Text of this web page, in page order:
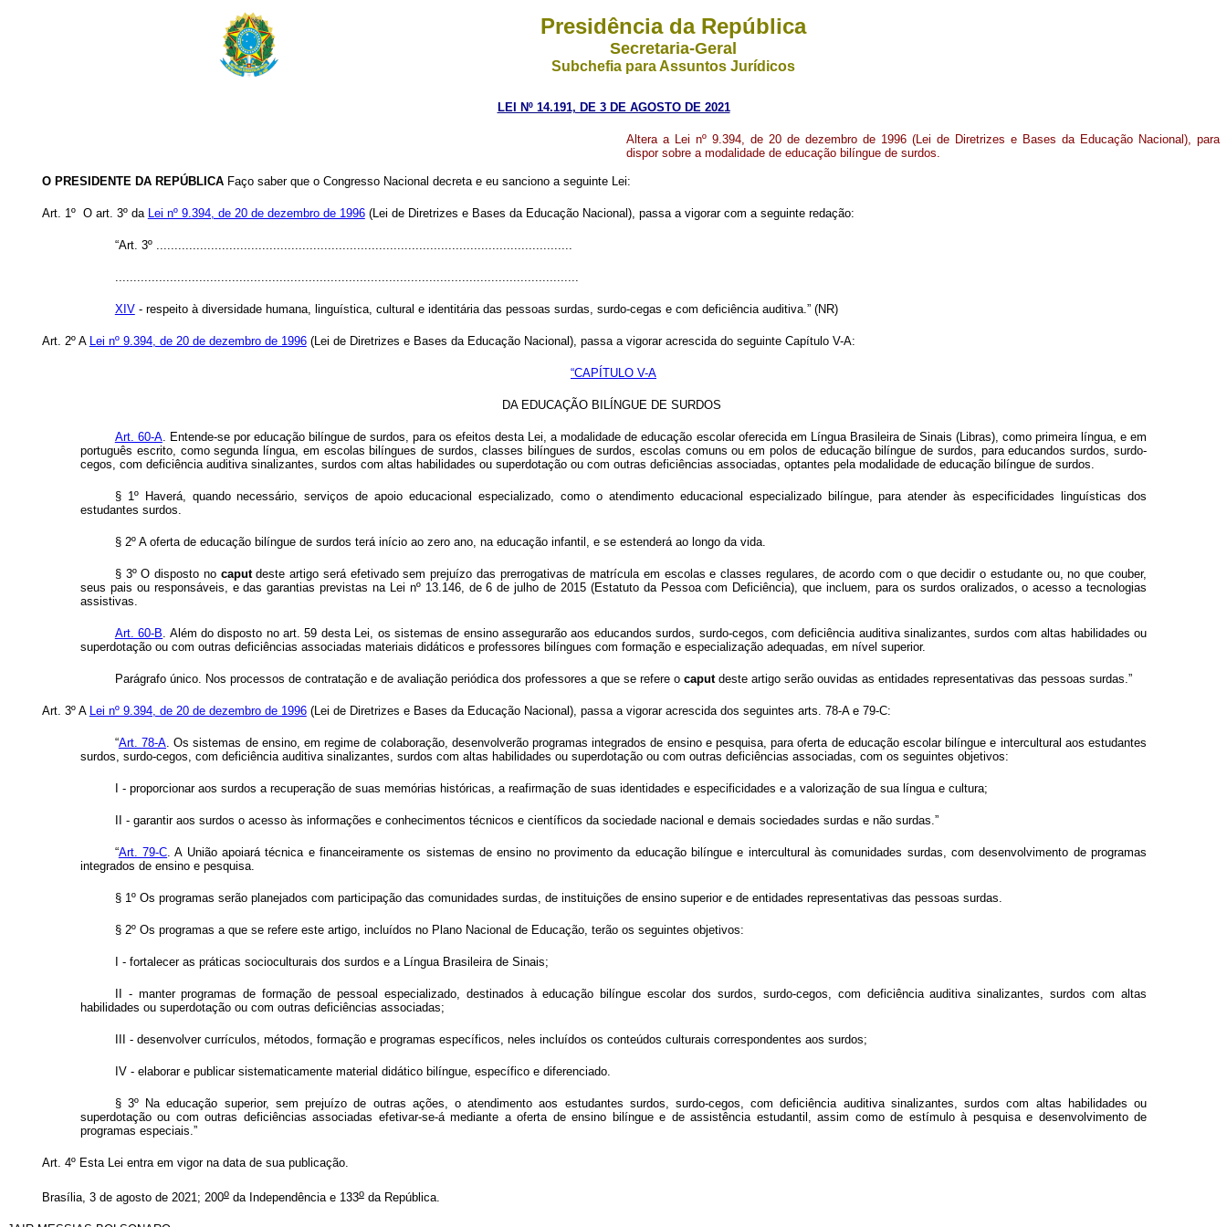
Presidência da República
Secretaria-Geral
Subchefia para Assuntos Jurídicos
LEI Nº 14.191, DE 3 DE AGOSTO DE 2021
Altera a Lei nº 9.394, de 20 de dezembro de 1996 (Lei de Diretrizes e Bases da Educação Nacional), para
dispor sobre a modalidade de educação bilíngue de surdos.
O PRESIDENTE DA REPÚBLICAFaço saber que o Congresso Nacional decreta e eu sanciono a seguinte Lei:
Art. 1º O art. 3º da Lei nº 9.394, de 20 de dezembro de 1996(Lei de Diretrizes e Bases da Educação Nacional), passa a vigorar com a seguinte redação:
“Art. 3º ..................................................................................................................
...............................................................................................................................
XIV- respeito à diversidade humana, linguística, cultural e identitária das pessoas surdas, surdo-cegas e com deficiência auditiva.” (NR)
Art. 2º A Lei nº 9.394, de 20 de dezembro de 1996(Lei de Diretrizes e Bases da Educação Nacional), passa a vigorar acrescida do seguinte Capítulo V-A:
“CAPÍTULO V-A
DA EDUCAÇÃO BILÍNGUE DE SURDOS
Art. 60-A. Entende-se por educação bilíngue de surdos, para os efeitos desta Lei, a modalidade de educação escolar oferecida em Língua Brasileira de Sinais (Libras), como primeira língua, e em
português escrito, como segunda língua, em escolas bilíngues de surdos, classes bilíngues de surdos, escolas comuns ou em polos de educação bilíngue de surdos, para educandos surdos, surdo-
cegos, com deficiência auditiva sinalizantes, surdos com altas habilidades ou superdotação ou com outras deficiências associadas, optantes pela modalidade de educação bilíngue de surdos.
§ 1º Haverá, quando necessário, serviços de apoio educacional especializado, como o atendimento educacional especializado bilíngue, para atender às especificidades linguísticas dos
estudantes surdos.
§ 2º A oferta de educação bilíngue de surdos terá início ao zero ano, na educação infantil, e se estenderá ao longo da vida.
§ 3º O disposto no caputdeste artigo será efetivado sem prejuízo das prerrogativas de matrícula em escolas e classes regulares, de acordo com o que decidir o estudante ou, no que couber,
seus pais ou responsáveis, e das garantias previstas na Lei nº 13.146, de 6 de julho de 2015 (Estatuto da Pessoa com Deficiência), que incluem, para os surdos oralizados, o acesso a tecnologias
assistivas.
Art. 60-B. Além do disposto no art. 59 desta Lei, os sistemas de ensino assegurarão aos educandos surdos, surdo-cegos, com deficiência auditiva sinalizantes, surdos com altas habilidades ou
superdotação ou com outras deficiências associadas materiais didáticos e professores bilíngues com formação e especialização adequadas, em nível superior.
Parágrafo único. Nos processos de contratação e de avaliação periódica dos professores a que se refere o caputdeste artigo serão ouvidas as entidades representativas das pessoas surdas.”
Art. 3º A Lei nº 9.394, de 20 de dezembro de 1996(Lei de Diretrizes e Bases da Educação Nacional), passa a vigorar acrescida dos seguintes arts. 78-A e 79-C:
“Art. 78-A. Os sistemas de ensino, em regime de colaboração, desenvolverão programas integrados de ensino e pesquisa, para oferta de educação escolar bilíngue e intercultural aos estudantes
surdos, surdo-cegos, com deficiência auditiva sinalizantes, surdos com altas habilidades ou superdotação ou com outras deficiências associadas, com os seguintes objetivos:
I - proporcionar aos surdos a recuperação de suas memórias históricas, a reafirmação de suas identidades e especificidades e a valorização de sua língua e cultura;
II - garantir aos surdos o acesso às informações e conhecimentos técnicos e científicos da sociedade nacional e demais sociedades surdas e não surdas.”
“Art. 79-C. A União apoiará técnica e financeiramente os sistemas de ensino no provimento da educação bilíngue e intercultural às comunidades surdas, com desenvolvimento de programas
integrados de ensino e pesquisa.
§ 1º Os programas serão planejados com participação das comunidades surdas, de instituições de ensino superior e de entidades representativas das pessoas surdas.
§ 2º Os programas a que se refere este artigo, incluídos no Plano Nacional de Educação, terão os seguintes objetivos:
I - fortalecer as práticas socioculturais dos surdos e a Língua Brasileira de Sinais;
II - manter programas de formação de pessoal especializado, destinados à educação bilíngue escolar dos surdos, surdo-cegos, com deficiência auditiva sinalizantes, surdos com altas
habilidades ou superdotação ou com outras deficiências associadas;
III - desenvolver currículos, métodos, formação e programas específicos, neles incluídos os conteúdos culturais correspondentes aos surdos;
IV - elaborar e publicar sistematicamente material didático bilíngue, específico e diferenciado.
§ 3º Na educação superior, sem prejuízo de outras ações, o atendimento aos estudantes surdos, surdo-cegos, com deficiência auditiva sinalizantes, surdos com altas habilidades ou
superdotação ou com outras deficiências associadas efetivar-se-á mediante a oferta de ensino bilíngue e de assistência estudantil, assim como de estímulo à pesquisa e desenvolvimento de
programas especiais.”
Art. 4º Esta Lei entra em vigor na data de sua publicação.
Brasília, 3 de agosto de 2021; 200oda Independência e 133oda República.